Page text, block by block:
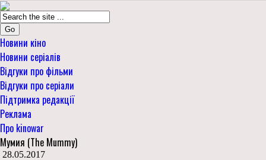
Go
Новини кіно
Новини серіалів
Відгуки про фільми
Відгуки про серіали
Підтримка редакції
Реклама
Про kinowar
Мумия (The Mummy)
28.05.2017